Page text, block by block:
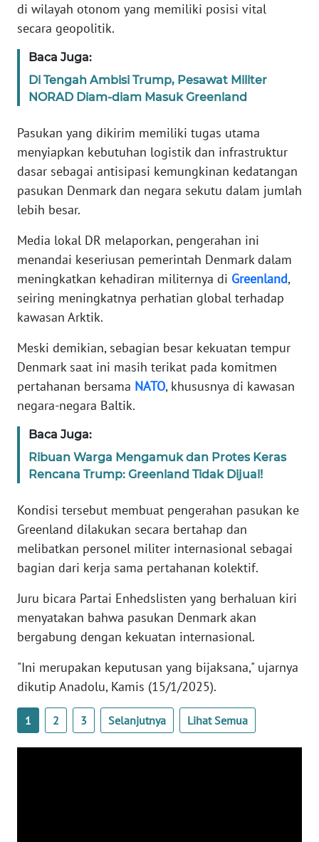
di wilayah otonom yang memiliki posisi vital
secara geopolitik.
Baca Juga:
Di Tengah Ambisi Trump, Pesawat Militer
NORAD Diam-diam Masuk Greenland
Pasukan yang dikirim memiliki tugas utama
menyiapkan kebutuhan logistik dan infrastruktur
dasar sebagai antisipasi kemungkinan kedatangan
pasukan Denmark dan negara sekutu dalam jumlah
lebih besar.
Media lokal DR melaporkan, pengerahan ini
menandai keseriusan pemerintah Denmark dalam
meningkatkan kehadiran militernya di Greenland,
seiring meningkatnya perhatian global terhadap
kawasan Arktik.
Meski demikian, sebagian besar kekuatan tempur
Denmark saat ini masih terikat pada komitmen
pertahanan bersama NATO, khususnya di kawasan
negara-negara Baltik.
Baca Juga:
Ribuan Warga Mengamuk dan Protes Keras
Rencana Trump: Greenland Tidak Dijual!
Kondisi tersebut membuat pengerahan pasukan ke
Greenland dilakukan secara bertahap dan
melibatkan personel militer internasional sebagai
bagian dari kerja sama pertahanan kolektif.
Juru bicara Partai Enhedslisten yang berhaluan kiri
menyatakan bahwa pasukan Denmark akan
bergabung dengan kekuatan internasional.
"Ini merupakan keputusan yang bijaksana," ujarnya
dikutip Anadolu, Kamis (15/1/2025).
1 2 3 Selanjutnya Lihat Semua
INFO
TENTANG
KAMI
PEDOMAN
MEDIA
SIBER
KARIR
DISCLAIMER
Wahana
News
Regional
SUMUT
WN
WN
WN
BANTEN
NTT
WN
WN
PAPUA
WN